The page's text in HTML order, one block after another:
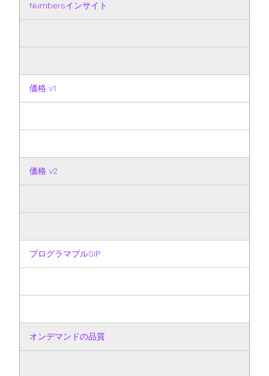
Numbersインサイト
価格 v1
価格 v2
プログラマブルSIP
オンデマンドの品質